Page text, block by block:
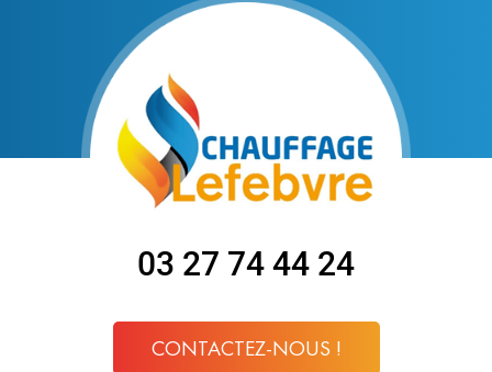
03 27 74 44 24
CONTACTEZ-NOUS !